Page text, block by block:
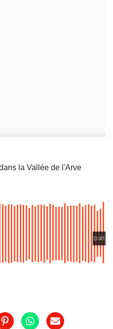
la Vallée de l'Arve
0:41